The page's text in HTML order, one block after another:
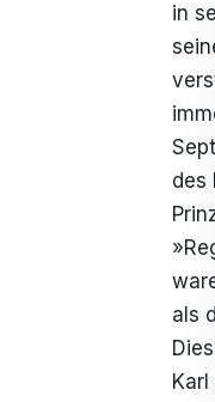
in
des
als